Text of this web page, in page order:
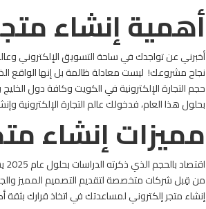
أهمية إنشاء
أخبرني عن تواجدك في ساحة التسويق الإلكتروني
نجاح مشروعك! ليست معادلة ظالمة بل إنها الواقع
حجم التجارة الإلكترونية في الكويت وكافة دول الخليج بحلول عام 2025 سيصل إلى
بحلول هذا العام، فدخولك عالم التجارة الإلكترونية
مميزات إنشاء
من قِبل شركات متخصصة لتقديم التصميم المميز
إنشاء متجر إلكتروني لمساعدتك في اتخاذ قرارك بثقة